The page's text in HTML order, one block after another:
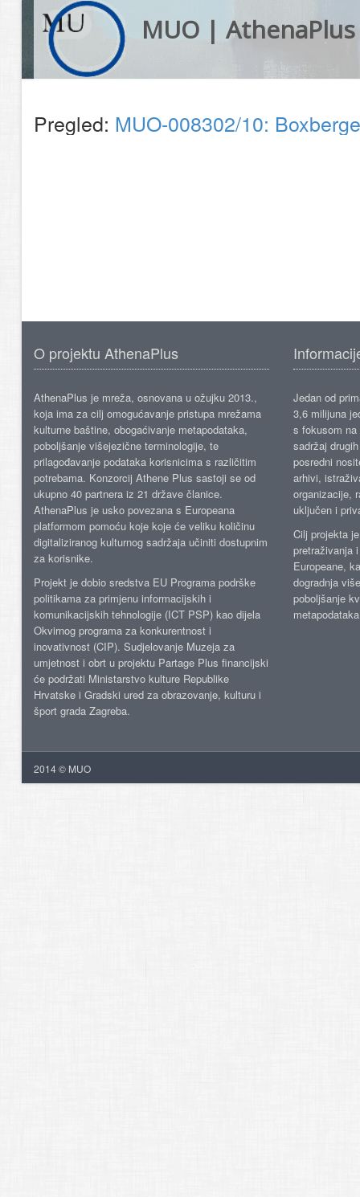
MUO | AthenaPlus
Pregled: MUO-008302/10:
O projektu AthenaPlus
AthenaPlus je mreža, osnovana u ožujku 2013.,
koja ima za cilj omogućavanje pristupa mrežama
kulturne baštine, obogaćivanje metapodataka,
poboljšanje višejezične terminologije, te
prilagođavanje podataka korisnicima s različitim
potrebama. Konzorcij Athene Plus sastoji se od
ukupno 40 partnera iz 21 države članice.
AthenaPlus je usko povezana s Europeana
platformom pomoću koje koje će veliku količinu
digitaliziranog kulturnog sadržaja učiniti dostupnim
za korisnike.
Projekt je dobio sredstva EU Programa podrške
politikama za primjenu informacijskih i
komunikacijskih tehnologije (ICT PSP) kao dijela
Okvirnog programa za konkurentnost i
inovativnost (CIP). Sudjelovanje Muzeja za
umjetnost i obrt u projektu Partage Plus financijski
će podržati Ministarstvo kulture Republike
Hrvatske i Gradski ured za obrazovanje, kulturu i
šport grada Zagreba.
Jedan od
3,6 milijuna
s fokusom
sadržaj
posredni
arhivi,
organizacije,
uključen i
Cilj projekta
pretraživanja
Europeane,
dogradnja
poboljšanje
2014 © MUO